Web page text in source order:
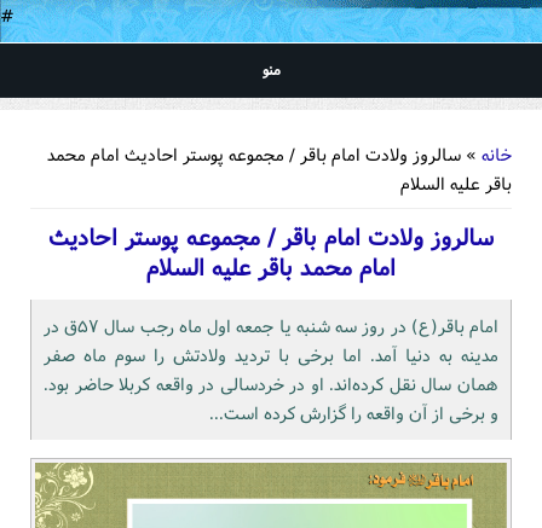
#
منو
خانه » سالروز ولادت امام باقر / مجموعه پوستر احادیث امام محمد
باقر علیه السلام
سالروز ولادت امام باقر / مجموعه پوستر احادیث
امام محمد باقر علیه السلام
امام باقر(ع) در روز سه شنبه یا جمعه اول ماه رجب سال ۵۷ق در
مدینه به دنیا آمد. اما برخی با تردید ولادتش را سوم ماه صفر
همان سال نقل کرده‌اند. او در خردسالی در واقعه کربلا حاضر بود.
و برخی از آن واقعه را گزارش کرده است...